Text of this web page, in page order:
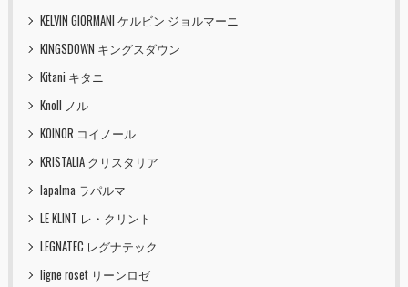
KELVIN GIORMANI ケルビン ジョルマーニ
KINGSDOWN キングスダウン
Kitani キタニ
Knoll ノル
KOINOR コイノール
KRISTALIA クリスタリア
lapalma ラパルマ
LE KLINT レ・クリント
LEGNATEC レグナテック
ligne roset リーンロゼ